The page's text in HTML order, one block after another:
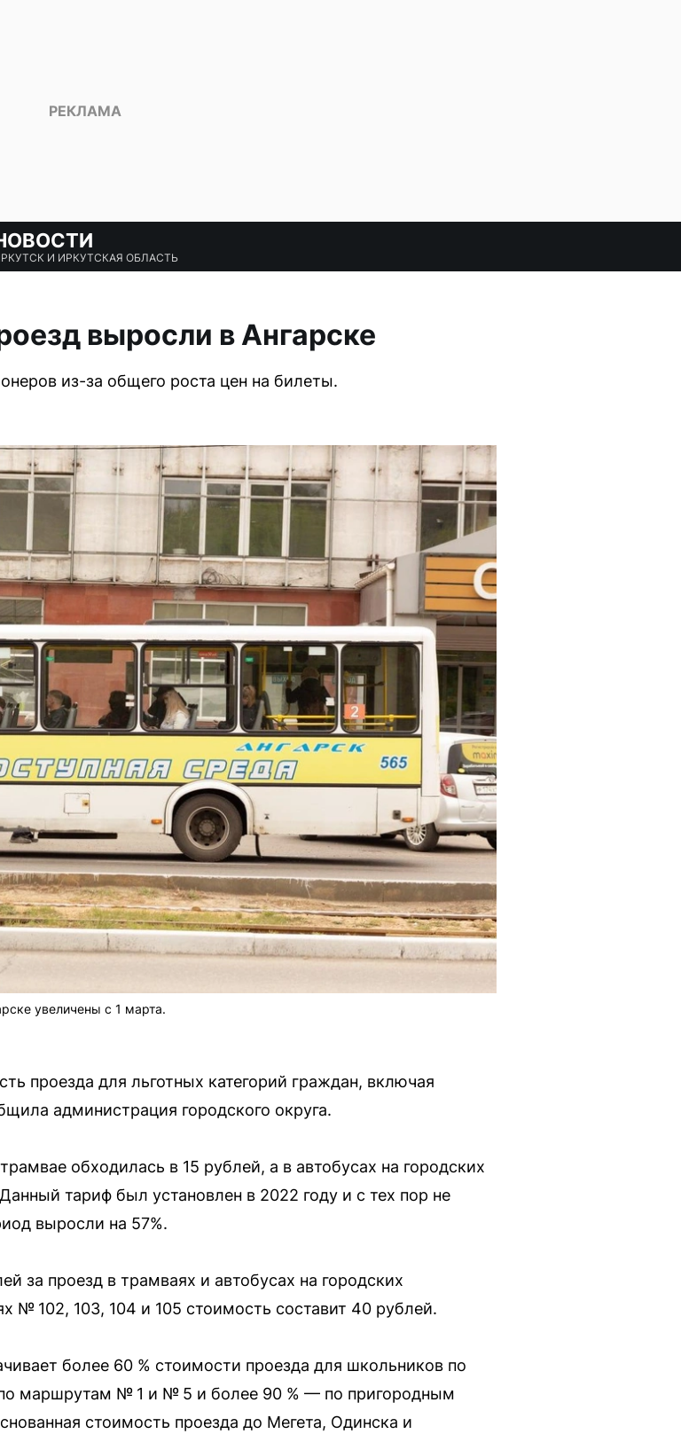
И ИРКУТСКАЯ ОБЛАСТЬ
выросли в Ангарске
из-за общего роста цен на билеты.
увеличены с 1 марта.
проезда для льготных категорий граждан, включая
администрация городского округа.
обходилась в 15 рублей, а в автобусах на городских
тариф был установлен в 2022 году и с тех пор не
выросли на 57%.
за проезд в трамваях и автобусах на городских
№ 102, 103, 104 и 105 стоимость составит 40 рублей.
более 60 % стоимости проезда для школьников по
маршрутам № 1 и № 5 и более 90 % — по пригородным
стоимость проезда до Мегета, Одинска и